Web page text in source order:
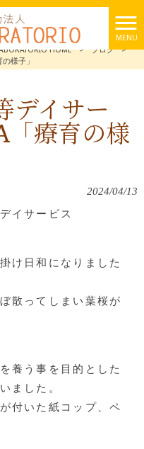
MENU
HOME
> ブログ
>
様子」
デイサー
「療育の様
2024/04/13
イサービス
け日和になりました
散ってしまい葉桜が
養う事を目的とした
ました。
付いた紙コップ、ペ